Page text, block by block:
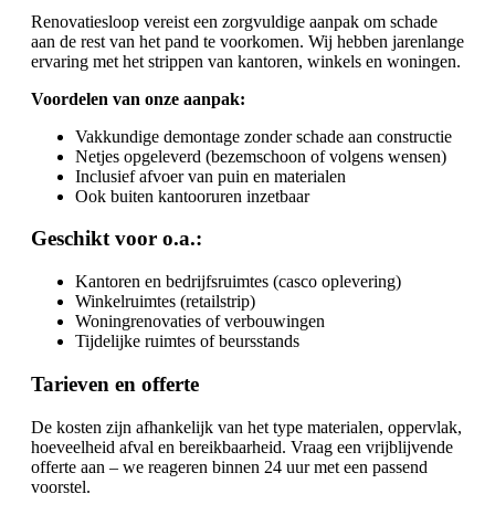
Renovatiesloop vereist een zorgvuldige aanpak om schade
aan de rest van het pand te voorkomen. Wij hebben jarenlange
ervaring met het strippen van kantoren, winkels en woningen.
Voordelen van onze aanpak:
Vakkundige demontage zonder schade aan constructie
Netjes opgeleverd (bezemschoon of volgens wensen)
Inclusief afvoer van puin en materialen
Ook buiten kantooruren inzetbaar
Geschikt voor o.a.:
Kantoren en bedrijfsruimtes (casco oplevering)
Winkelruimtes (retailstrip)
Woningrenovaties of verbouwingen
Tijdelijke ruimtes of beursstands
Tarieven en offerte
De kosten zijn afhankelijk van het type materialen, oppervlak,
hoeveelheid afval en bereikbaarheid. Vraag een vrijblijvende
offerte aan – we reageren binnen 24 uur met een passend
voorstel.